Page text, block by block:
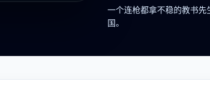
一个连枪都拿不稳的教书
国。